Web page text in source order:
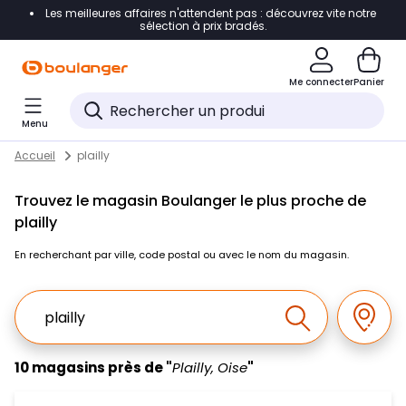
Accéder directement à la navigation
Accéder directement au pied de page
Accéder directement au chatbot
Les meilleures affaires n'attendent pas : découvrez vite notre
sélection à prix bradés.
Me connecterPanier
Menu
Skip to content
Return to Nav
Accueil plailly
Trouvez le magasin Boulanger le plus proche de
plailly
En recherchant par ville, code postal ou avec le nom du magasin.
Ville, Region, Code postal ou Ville & Pays
Effectuer la
10 magasins près de "Plailly, Oise"